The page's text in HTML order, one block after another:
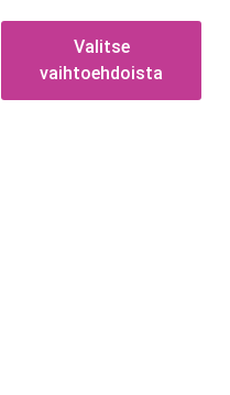
Valitse
vaihtoehdoista